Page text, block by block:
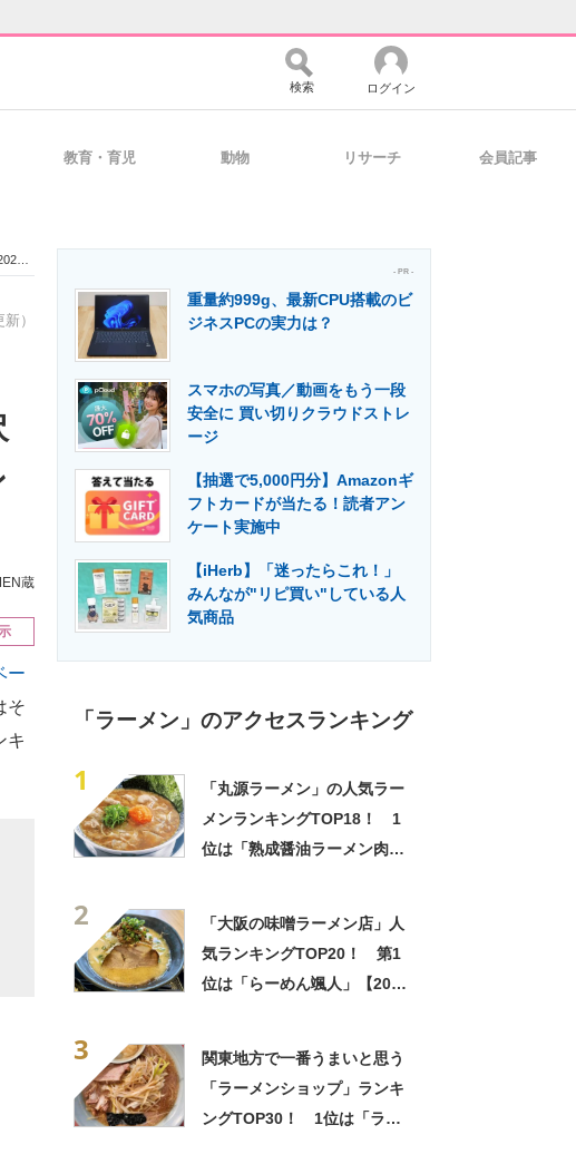
営リーダーのコミュニティ マーケ×ITの今がよく分かる
造業のIT導入・活用を支援
ネルギーの専門メディア 建設×テクノロジーの最前線
検索 ログイン
教育・育児 動物 リサーチ 会員記事
】
）
蔵
ー
そ
キ
- PR -
重量約999g、最新CPU搭載のビ
ジネスPCの実力は？
スマホの写真／動画をもう一段
安全に 買い切りクラウドストレ
ージ
【抽選で5,000円分】Amazonギ
フトカードが当たる！読者アン
ケート実施中
【iHerb】「迷ったらこれ！」
みんなが"リピ買い"している人
気商品
「ラーメン」のアクセスランキング
1
「丸源ラーメン」の人気ラー
メンランキングTOP18！ 1
位は「熟成醤油ラーメン肉そ
2
「大阪の味噌ラーメン店」人
気ランキングTOP20！ 第1
位は「らーめん颯人」【2022
3
関東地方で一番うまいと思う
「ラーメンショップ」ランキ
ングTOP30！ 1位は「ラー